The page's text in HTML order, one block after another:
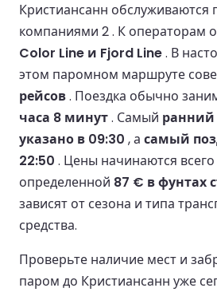
Кристиансанн
компаниями 2 . К операторам
Color Line и Fjord Line. В
этом паромном маршруте
рейсов. Поездка обычно
часа 8 минут. Самый ранний
указано в 09:30 , а самый
22:50 . Цены начинаются всего
определенной 87 € в фунтах
зависят от сезона и типа
средства.
Проверьте наличие мест и
паром до Кристиансанн уже